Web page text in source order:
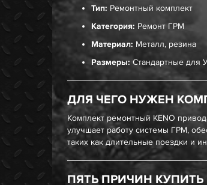
Тип: Ремонтный комплект
Категория: Ремонт ГРМ
Материал: Металл, резина
Размеры: Стандартные для
ДЛЯ ЧЕГО НУЖЕН
Комплект ремонтный KENO
улучшает работу системы ГРМ,
таких как длительные поездки и
ПЯТЬ ПРИЧИН